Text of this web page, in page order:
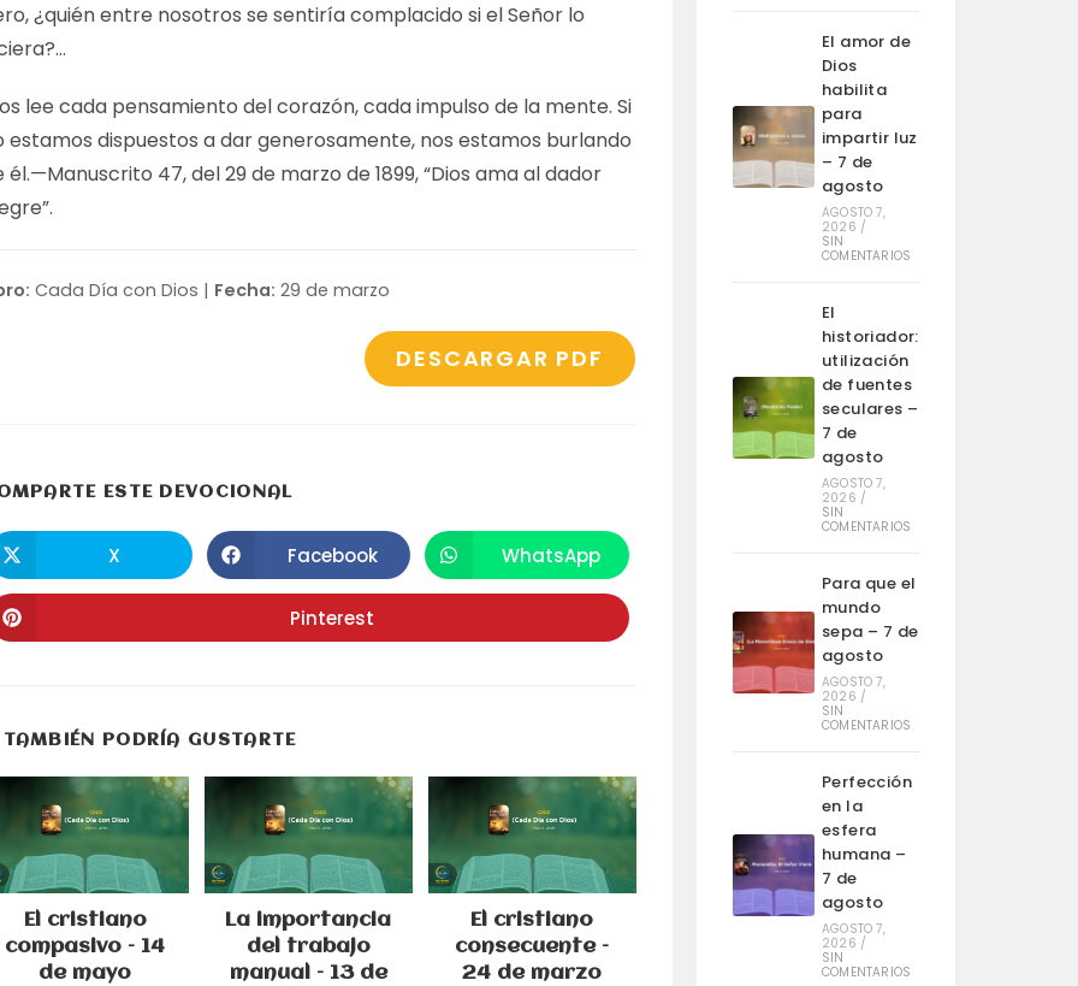
¿quién entre nosotros se sentiría complacido si el Señor lo
lee cada pensamiento del corazón, cada impulso de la mente. Si
estamos dispuestos a dar generosamente, nos estamos burlando
él.—Manuscrito 47, del 29 de marzo de 1899, “Dios ama al dador
Cada Día con Dios | Fecha: 29 de marzo
DESCARGAR PDF
ESTE DEVOCIONALCOMPARTIR
abre
en
ventana
X Se
abre
en
una
nueva
ventana
Facebook Se
abre
en
ventana
WhatsApp
Se
abre
Pinterest
TAMBIÉN PODRÍA GUSTARTE
El cristiano
compasivo – 14
de mayo
La importancia
del trabajo
manual – 13 de
El cristiano
consecuente –
24 de marzo
El amor de
Dios
habilita
para
impartir luz
– 7 de
agosto
AGOSTO 7,
2026 /
SIN
COMENTARIOS
El
historiador:
utilización
de fuentes
seculares –
7 de
agosto
AGOSTO 7,
2026 /
SIN
COMENTARIOS
Para que el
mundo
sepa – 7 de
agosto
AGOSTO 7,
2026 /
SIN
COMENTARIOS
Perfección
en la
esfera
humana –
7 de
agosto
AGOSTO 7,
2026 /
SIN
COMENTARIOS